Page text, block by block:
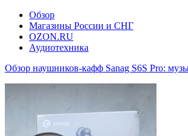
Обзор
Магазины России и СНГ
OZON.RU
Аудиотехника
Обзор наушников-кафф Sanag S6S Pro: